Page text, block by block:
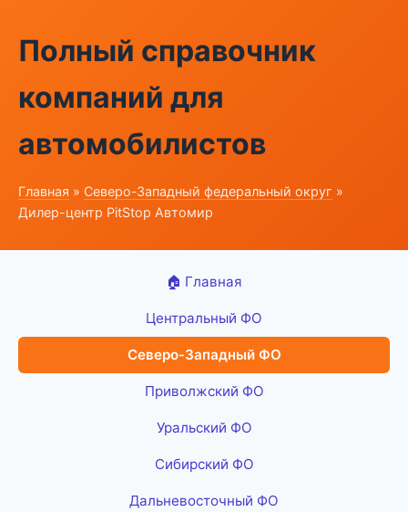
Полный справочник
компаний для
автомобилистов
Главная » Северо-Западный федеральный округ »
Дилер-центр PitStop Автомир
🏠 Главная
Центральный ФО
Северо-Западный ФО
Приволжский ФО
Уральский ФО
Сибирский ФО
Дальневосточный ФО